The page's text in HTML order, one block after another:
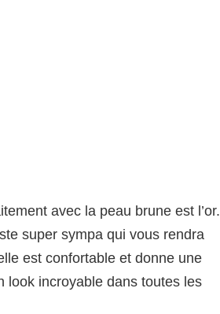
avec la peau brune est l’or.
super sympa qui vous rendra
est confortable et donne une
look incroyable dans toutes les